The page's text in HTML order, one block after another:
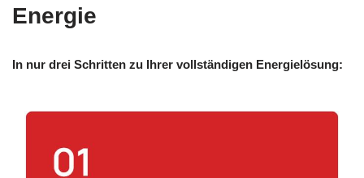
Energie
In nur drei Schritten zu Ihrer vollständigen Energielösung: